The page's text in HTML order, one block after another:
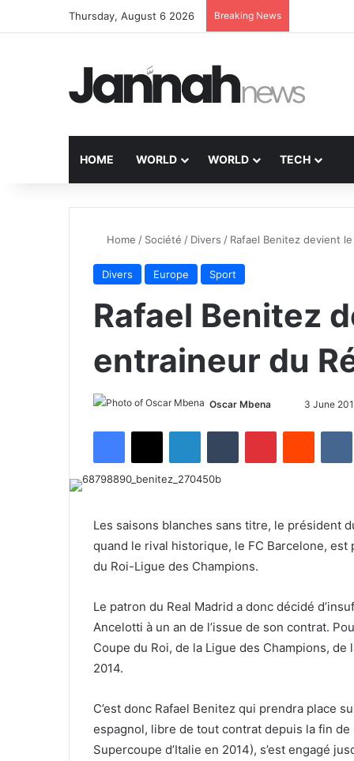
Thursday, August 6 2026 Breaking News
HOME WORLD WORLD TECH
Home / Société / Divers / Rafael Benitez devient
Divers Europe Sport
Rafael Benitez
entraineur du
Oscar Mbena
d
3 June
Les saisons blanches sans titre, le président
quand le rival historique, le FC Barcelone,
du Roi-Ligue des Champions.
Le patron du Real Madrid a donc décidé
Ancelotti à un an de l’issue de son contrat.
Coupe du Roi, de la Ligue des Champions,
2014.
C’est donc Rafael Benitez qui prendra place
espagnol, libre de tout contrat depuis la fin de
Supercoupe d’Italie en 2014), s’est engagé